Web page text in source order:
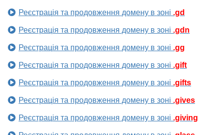
Реєстрація та продовження домену в зоні .gd
Реєстрація та продовження домену в зоні .gdn
Реєстрація та продовження домену в зоні .gg
Реєстрація та продовження домену в зоні .gift
Реєстрація та продовження домену в зоні .gifts
Реєстрація та продовження домену в зоні .gives
Реєстрація та продовження домену в зоні .giving